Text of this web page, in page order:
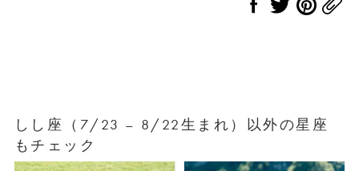
しし座（7/23 – 8/22生まれ）以外の星座
もチェック